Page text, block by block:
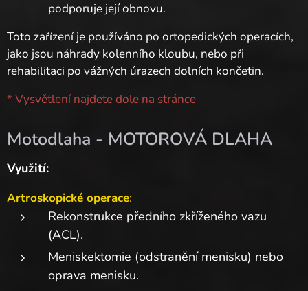
podporuje její obnovu.
Toto zařízení je používáno po ortopedických operacích,
jako jsou náhrady kolenního kloubu, nebo při
rehabilitaci po vážných úrazech dolních končetin.
* Vysvětlení najdete dole na stránce
Motodlaha - MOTOROVÁ DLAHA
Využití:
Artroskopické operace:
Rekonstrukce předního zkříženého vazu
(ACL).
Meniskektomie (odstranění menisku) nebo
oprava menisku.